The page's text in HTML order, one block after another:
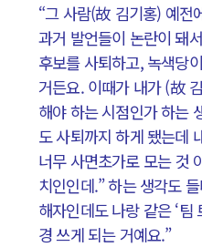
“그 사람(故 김기홍) 예전
과거 발언들이 논란이 돼
후보를 사퇴하고, 녹색당
거든요. 이때가 내가 (故
해야 하는 시점인가 하는
도 사퇴까지 하게 됐는데
너무 사면초가로 모는 것
치인인데.” 하는 생각도
해자인데도 나랑 같은 ‘팀
경 쓰게 되는 거예요.”